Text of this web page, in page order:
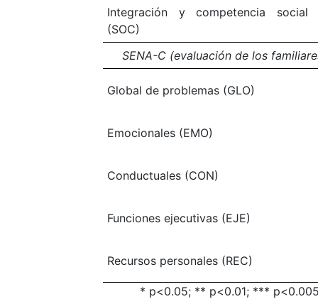
Integración y competencia social
(SOC)
SENA-C (evaluación de los
Global de problemas (GLO)
Emocionales (EMO)
Conductuales (CON)
Funciones ejecutivas (EJE)
Recursos personales (REC)
* p<0.05; ** p<0.01; ***